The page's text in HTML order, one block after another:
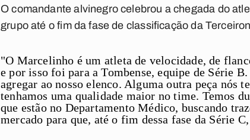
O comandante alvinegro celebrou a chegada do
grupo até o fim da fase de classificação da
"O Marcelinho é um atleta de velocidade, de
e por isso foi para a Tombense, equipe de Série
agregar ao nosso elenco. Alguma outra peça nós
tenhamos uma qualidade maior no time. Temos
que estão no Departamento Médico, buscando
mercado para que, até o fim dessa fase da Série